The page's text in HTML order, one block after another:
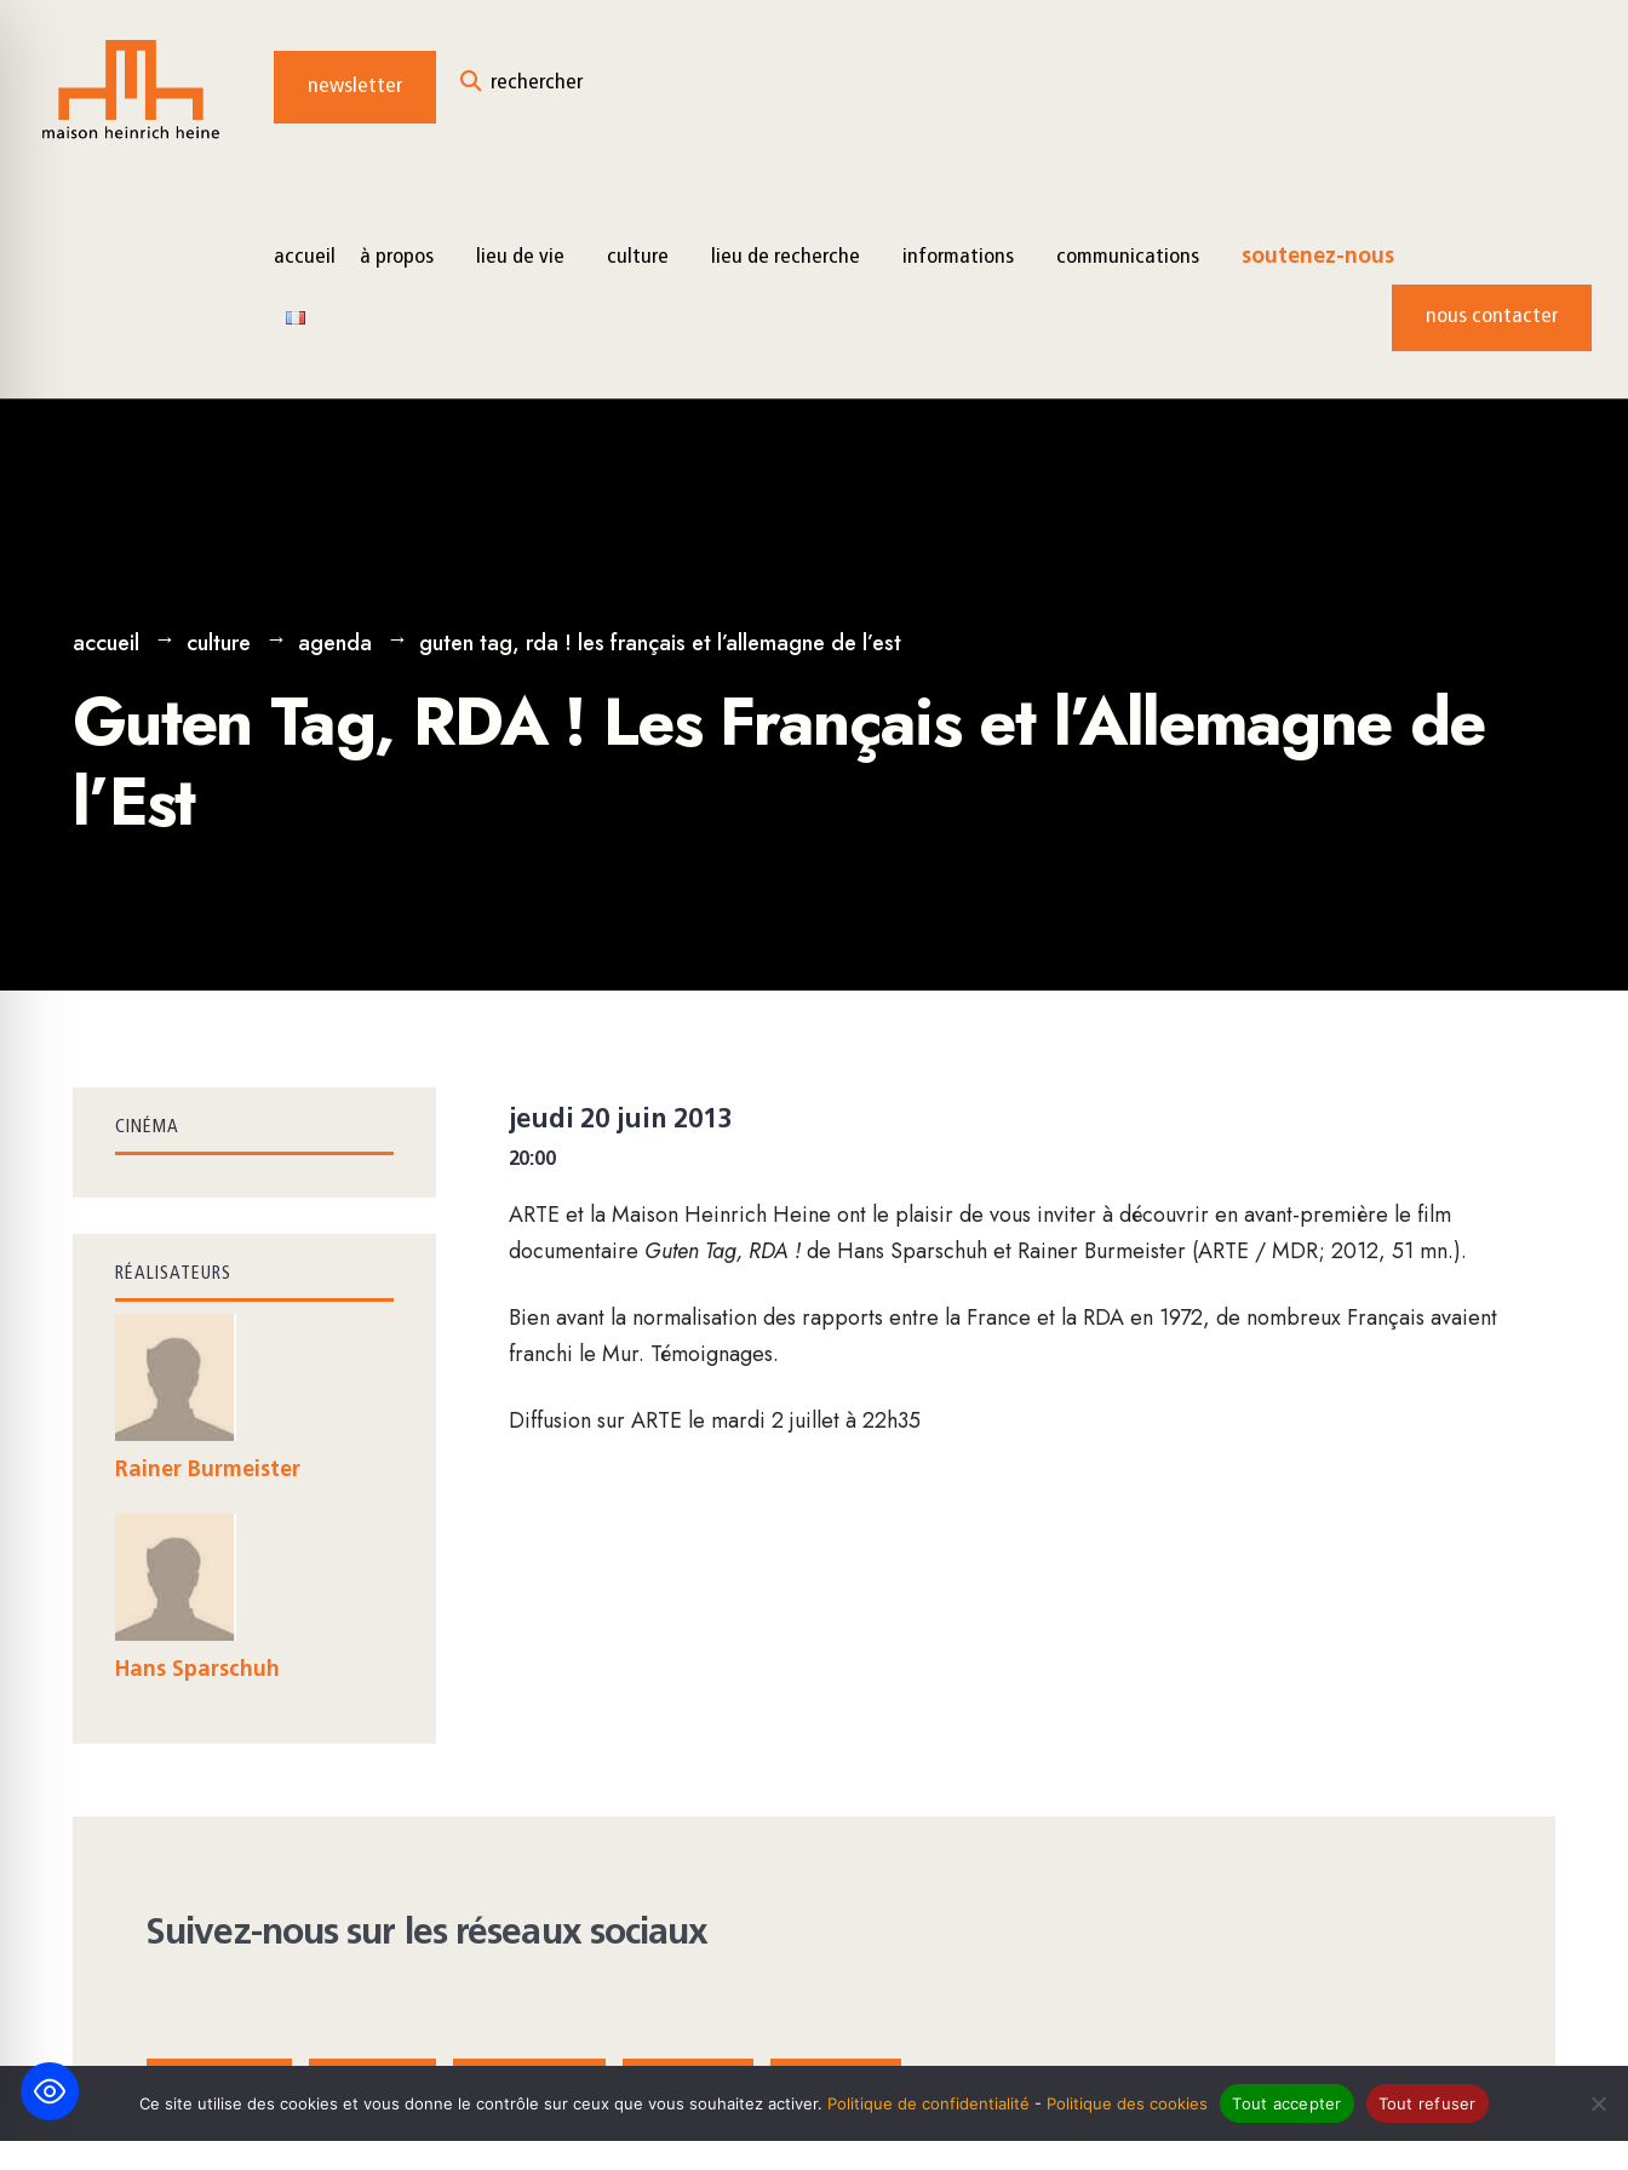
content
newsletter rechercher
accueil à propos lieu de vie culture lieu de recherche informations communications soutenez-nous
nous contacter
accueil culture agenda guten tag, rda ! les français et l’allemagne de l’est
Guten Tag, RDA ! Les Français et l’Allemagne de
l’Est
jeudi 20 juin 2013
20:00
ARTE et la Maison Heinrich Heine ont le plaisir de vous inviter à découvrir en avant-première le film
documentaire Guten Tag, RDA !de Hans Sparschuh et Rainer Burmeister (ARTE / MDR; 2012, 51 mn.).
Bien avant la normalisation des rapports entre la France et la RDA en 1972, de nombreux Français avaient
franchi le Mur. Témoignages.
Diffusion sur ARTE le mardi 2 juillet à 22h35
CINÉMA
RÉALISATEURS
Rainer Burmeister
Hans Sparschuh
Suivez-nous sur les réseaux sociaux
Ce site utilise des cookies et vous donne le contrôle sur ceux que vous souhaitez activer. Politique de confidentialité - Politique des cookies Tout accepter Tout refuser